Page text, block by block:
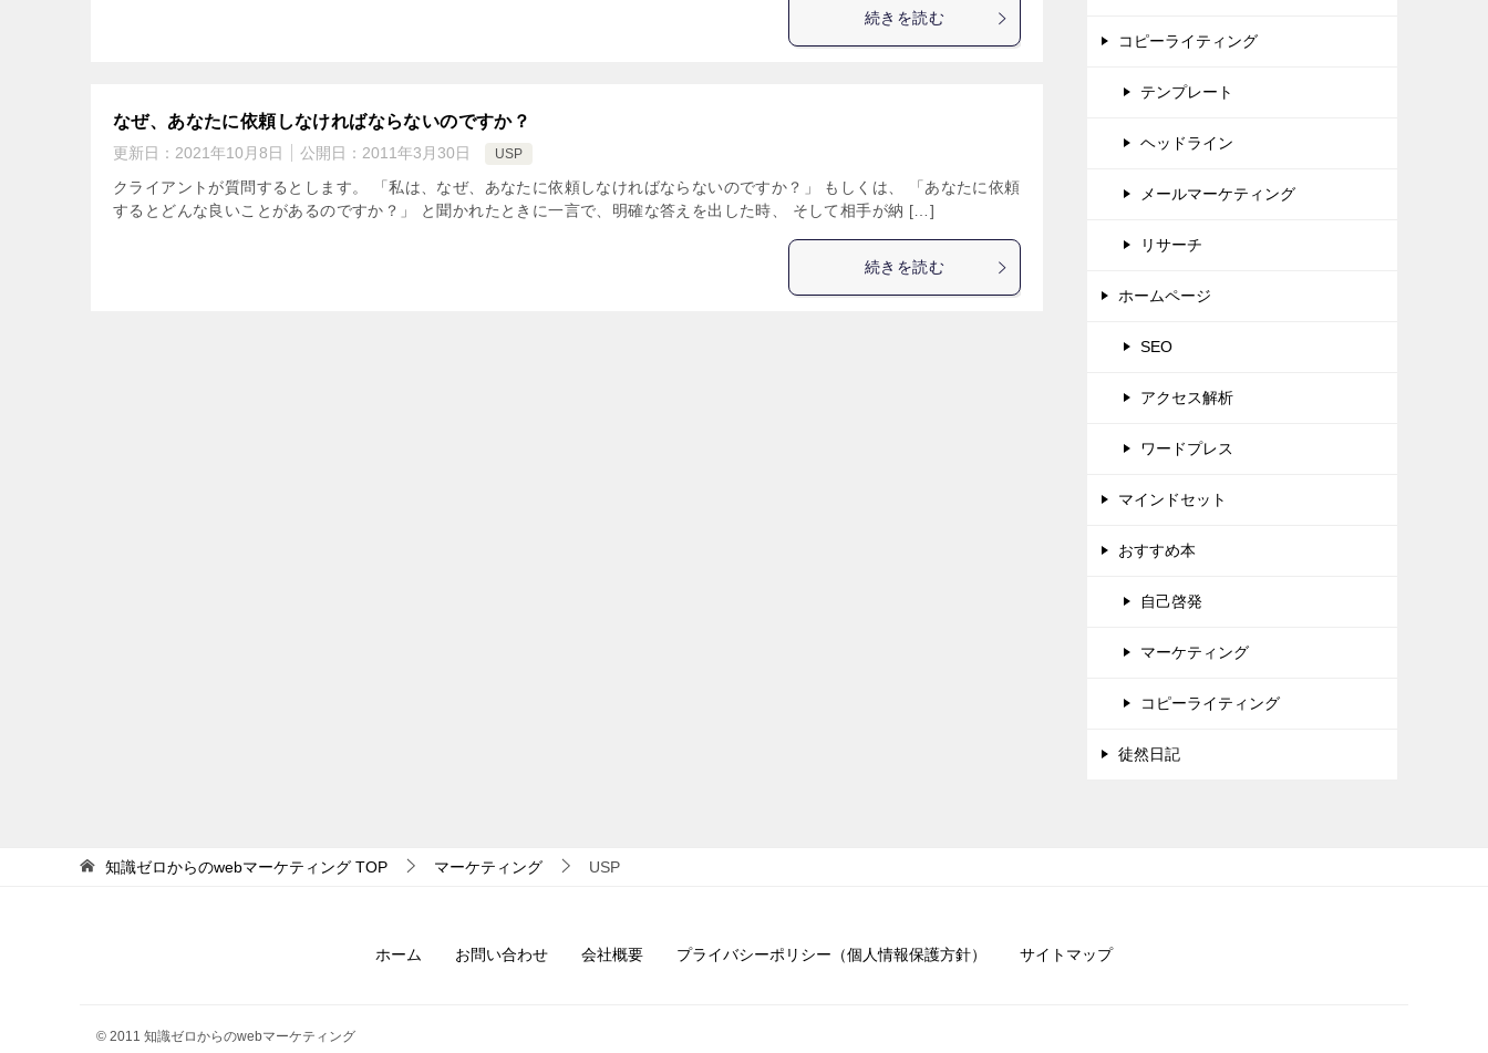
続きを読む
なぜ、あなたに依頼しなければならないのですか？
更新日： 2021年10月8日 公開日： 2011年3月30日 USP
クライアントが質問するとします。 「私は、なぜ、あなたに依頼しなければならないのですか？」 もしくは、 「あなたに依頼
するとどんな良いことがあるのですか？」 と聞かれたときに一言で、明確な答えを出した時、 そして相手が納 […]
続きを読む
コピーライティング
テンプレート
ヘッドライン
メールマーケティング
リサーチ
ホームページ
SEO
アクセス解析
ワードプレス
マインドセット
おすすめ本
自己啓発
マーケティング
コピーライティング
徒然日記
知識ゼロからのwebマーケティング TOP マーケティング USP
ホーム お問い合わせ 会社概要 プライバシーポリシー（個人情報保護方針） サイトマップ
© 2011 知識ゼロからのwebマーケティング